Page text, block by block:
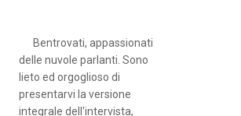
Bentrovati, appassionati
delle nuvole parlanti. Sono
lieto ed orgoglioso di
presentarvi la versione
integrale dell'intervista,